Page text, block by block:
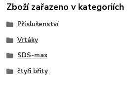
Zboží zařazeno v kategoriích
Příslušenství
Vrtáky
SDS-max
čtyři břity